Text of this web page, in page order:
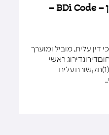
דירוג משרדי עורכי דין – BDi Code –
דין עלית, מוביל ומוערך
ראשי
כולל28משפט מנהליעלית (1)תקשורתעלית